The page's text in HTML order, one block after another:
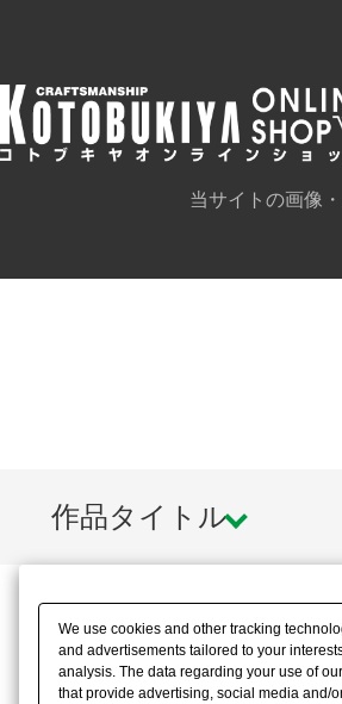
当サイトの画像
作品タイトル
We use cookies and other tracking
and advertisements tailored to your
analysis. The data regarding your use of
that provide advertising, social media and/